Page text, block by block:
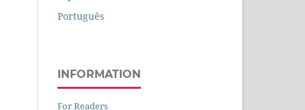
Português
INFORMATION
For Readers